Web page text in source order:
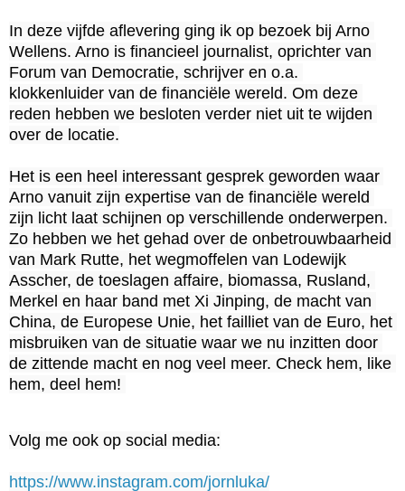
In deze vijfde aflevering ging ik op bezoek bij Arno
Wellens. Arno is financieel journalist, oprichter van
Forum van Democratie, schrijver en o.a.
klokkenluider van de financiële wereld. Om deze
reden hebben we besloten verder niet uit te wijden
over de locatie.
Het is een heel interessant gesprek geworden waar
Arno vanuit zijn expertise van de financiële wereld
zijn licht laat schijnen op verschillende onderwerpen.
Zo hebben we het gehad over de onbetrouwbaarheid
van Mark Rutte, het wegmoffelen van Lodewijk
Asscher, de toeslagen affaire, biomassa, Rusland,
Merkel en haar band met Xi Jinping, de macht van
China, de Europese Unie, het failliet van de Euro, het
misbruiken van de situatie waar we nu inzitten door
de zittende macht en nog veel meer. Check hem, like
hem, deel hem!
Volg me ook op social media:
https://www.instagram.com/jornluka/